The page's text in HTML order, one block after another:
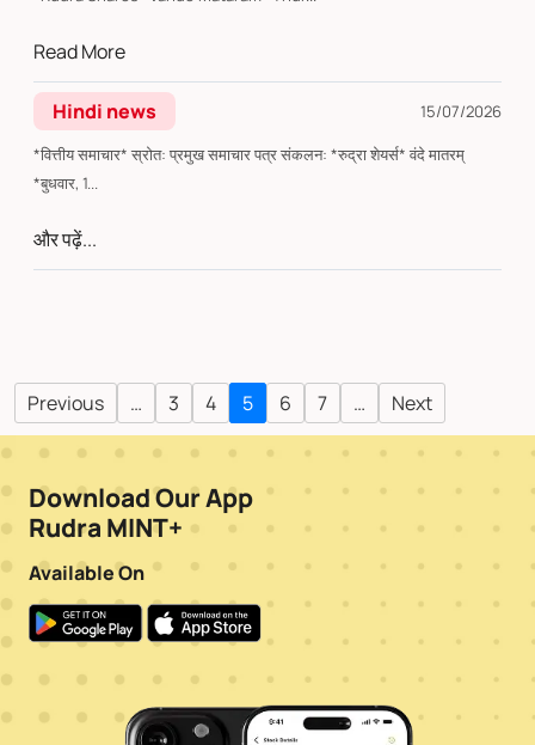
Read More
Hindi news
15/07/2026
*वित्तीय समाचार* स्रोत: प्रमुख समाचार पत्र संकलन: *रुद्रा शेयर्स* वंदे मातरम्
*बुधवार, 1...
और पढ़ें...
Previous … 3 4 5 6 7 … Next
Download Our App
Rudra MINT+
Available On